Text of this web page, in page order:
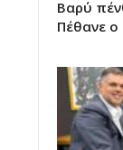
Βαρύ
Πέθανε